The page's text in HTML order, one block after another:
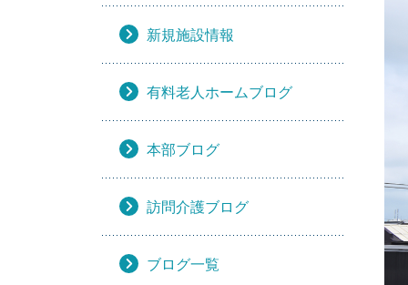
新規施設情報
有料老人ホームブログ
本部ブログ
訪問介護ブログ
ブログ一覧